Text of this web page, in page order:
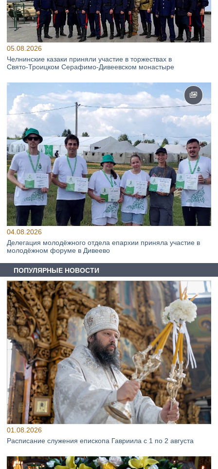
05.08.2026
Челнинские казаки приняли участие в торжествах в
Свято‑Троицком Серафимо‑Дивеевском монастыре
04.08.2026
Делегация молодёжного отдела епархии приняла участие в
молодёжном форуме в Дивеево
ПОПУЛЯРНЫЕ НОВОСТИ
01.08.2026
Расписание служения епископа Гавриила с 1 по 2 августа